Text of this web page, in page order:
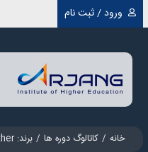
ورود / ثبت نام
خانه کاتالوگ دوره ها برند: Other